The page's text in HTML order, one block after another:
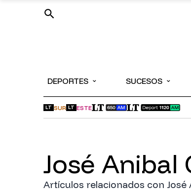
DEPORTES ⌄ SUCESOS ⌄
LT SUR LT ESTE
José Anibal
Artículos relacionados con José